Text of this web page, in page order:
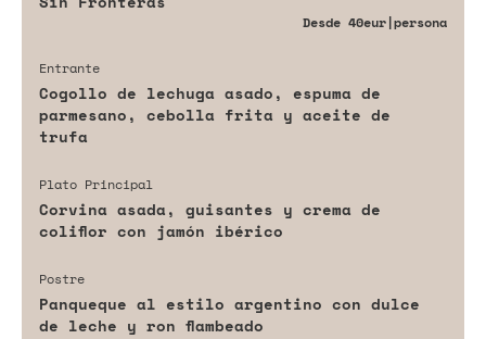
Desde 40eur|persona
Entrante
Cogollo de lechuga asado, espuma de
parmesano, cebolla frita y aceite de
trufa
Plato Principal
Corvina asada, guisantes y crema de
coliflor con jamón ibérico
Postre
Panqueque al estilo argentino con dulce
de leche y ron flambeado